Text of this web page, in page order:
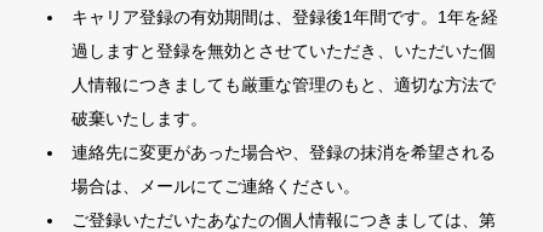
キャリア登録の有効期間は、登録後1年間です。1年を経
過しますと登録を無効とさせていただき、いただいた個
人情報につきましても厳重な管理のもと、適切な方法で
破棄いたします。
連絡先に変更があった場合や、登録の抹消を希望される
場合は、メールにてご連絡ください。
ご登録いただいたあなたの個人情報につきましては、第